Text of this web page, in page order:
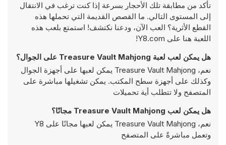
تأكد من مطابقة تلك الأحجار بسرعة إذا كنت ترغب في الانتقال
إلى المستوى التالي. ما القصص القديمة التي تحملها هذه
القطع الأثرية؟ العب الآن، ودعنا نكتشف! استمتع بلعب هذه
اللعبة هنا على Y8.com!
هل يمكن لعب لعبة Treasure Vault Mahjong على الجوال؟
نعم، Treasure Vault Mahjong يمكن لعبها على أجهزة الجوال
وكذلك على أجهزة سطح المكتب. يمكن تشغيلها مباشرة على
المتصفح ولا تتطلب أية تحميلات
هل يمكن لعب Treasure Vault Mahjong مجانًا؟
نعم، Treasure Vault Mahjong يمكن لعبها مجانًا على Y8
وتعمل مباشرةً على المتصفح